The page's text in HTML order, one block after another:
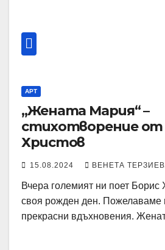
АРТ
„Жената Мария“ –
стихотворение от
Христов
15.08.2024 ВЕНЕТА
Вчера големият ни поет Борис
своя рожден ден. Пожелаваме
прекрасни вдъхновения.